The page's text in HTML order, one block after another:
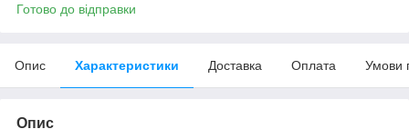
Готово до відправки
Опис Характеристики Доставка Оплата Умови
Опис